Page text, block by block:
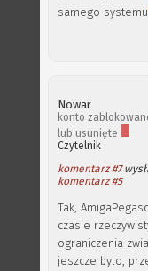
samego systemu
Nowar
konto
lub usunięte
Czytelnik
komentarz #7
komentarz #5
Tak,
czasie
ograniczenia
jeszcze bylo,